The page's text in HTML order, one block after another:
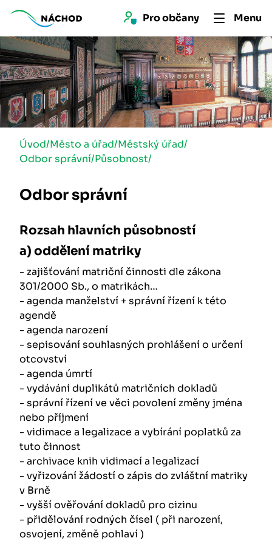
Pro občany Menu
Úvod/Město a úřad/Městský úřad/
Odbor správní/Působnost/
Odbor správní
Rozsah hlavních působností
a) oddělení matriky
- zajišťování matriční činnosti dle zákona
301/2000 Sb., o matrikách…
- agenda manželství + správní řízení k této
agendě
- agenda narození
- sepisování souhlasných prohlášení o určení
otcovství
- agenda úmrtí
- vydávání duplikátů matričních dokladů
- správní řízení ve věci povolení změny jména
nebo příjmení
- vidimace a legalizace a vybírání poplatků za
tuto činnost
- archivace knih vidimací a legalizací
- vyřizování žádostí o zápis do zvláštní matriky
v Brně
- vyšší ověřování dokladů pro cizinu
- přidělování rodných čísel ( při narození,
osvojení, změně pohlaví )